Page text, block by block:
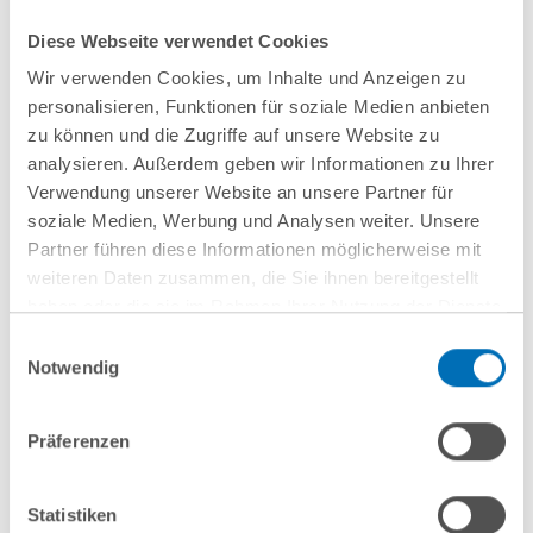
Diese Webseite verwendet Cookies
Wir verwenden Cookies, um Inhalte und Anzeigen zu
personalisieren, Funktionen für soziale Medien anbieten
zu können und die Zugriffe auf unsere Website zu
analysieren. Außerdem geben wir Informationen zu Ihrer
Verwendung unserer Website an unsere Partner für
soziale Medien, Werbung und Analysen weiter. Unsere
Partner führen diese Informationen möglicherweise mit
weiteren Daten zusammen, die Sie ihnen bereitgestellt
Cookies, wenn Sie unsere Webseite weiterhin nutzen.
Hinweis auf die Verarbeitung Ihrer personenbezogenen
Indem Sie auf „Cookies
akzeptieren“ klicken, willigen Sie zugleich gem. Art. 49 Abs. 1
verarbeitet werden. Die USA werden derzeit vom Europäischen
Notwendig
Präferenzen
Statistiken
allerdings tatsächlich in größerem Rahmen gerichtsfest
angewendet werden kann, bleibt abzuwarten.
(BAG, Urteil vom 24. Oktober 2013 – 6 AZR
854/11)
Dr. Holger Kühl, Rechtsanwalt
Beitrag teilen
Aktuelles